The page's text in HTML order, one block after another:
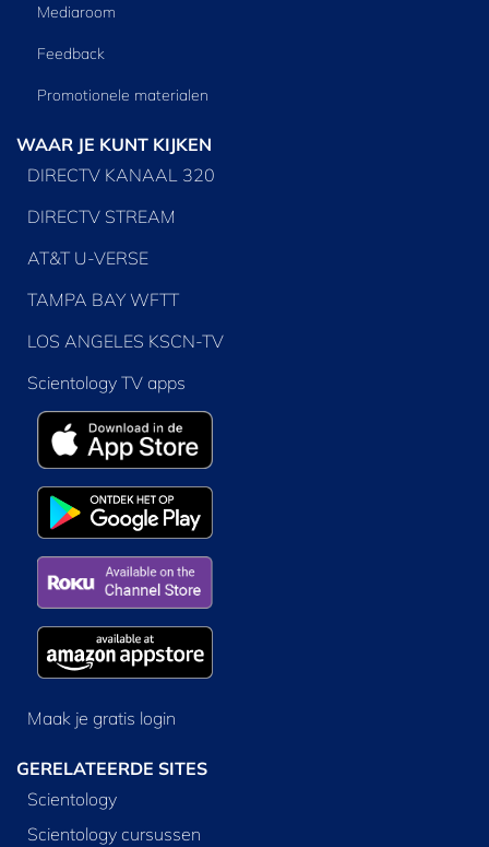
Mediaroom
Feedback
Promotionele materialen
WAAR JE KUNT KIJKEN
DIRECTV KANAAL 320
DIRECTV STREAM
AT&T U-VERSE
TAMPA BAY WFTT
LOS ANGELES KSCN-TV
Scientology TV apps
Maak je gratis login
GERELATEERDE SITES
Scientology
Scientology cursussen